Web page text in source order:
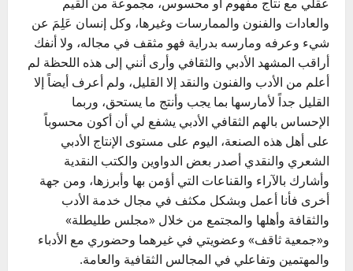
والعادات والفنون والممارسات وغيرها، وكل إنسان عَلِمَ عن
شيء وعرفه ومارسه بدراية فهو مثقف في مجاله، ولا أنفك
أراقب المشهد الأدبي والثقافي وأرى أنني إلى هذه اللحظة لم
أعلم من الأدب والفنون والنقد إلا القليل، ولم أعرف أيضاً إلا
القليل جداً لأمارسها بما يجب وأنتج ما يستحق، وربما
الإحساس بالهم الثقافي الأدبي يشفع لي أن أكون محسوباً
على أهل هذه الصنعة، اليوم على مستوى الإنتاج الأدبي
الشعري والنقدي أصدر بعض الدواوين والكتب النقدية
وأشارك بالآراء والقناعات التي أؤمن بها وأبرزها، ومن جهة
أخرى فأنا أعمل وبشكل مكثف في مجال خدمة الأدب
والثقافة وأهلها والمجتمع من خلال «مجلس طليطلة»
و«جمعية ثاقف» وعضويتي في غيرهما وحضوري مع الأدباء
والمهتمين وتفاعلي في المجالس الثقافية والعامة.